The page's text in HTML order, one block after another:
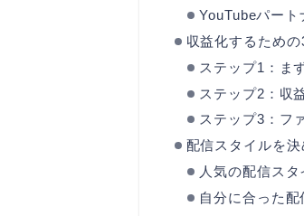
YouTubeパー
収益化するため
ステップ1：ま
ステップ2：収
ステップ3：フ
配信スタイルを決
人気の配信スタ
自分に合った